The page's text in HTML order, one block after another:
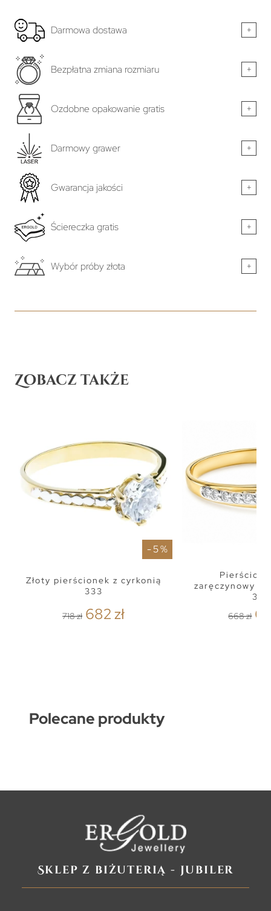
Darmowa dostawa +
Bezpłatna zmiana rozmiaru +
Ozdobne opakowanie gratis +
Darmowy grawer +
Gwarancja jakości +
Ściereczka gratis +
Wybór próby złota +
Zobacz także
- 5 %
Złoty pierścionek z cyrkonią
333
718 zł 682 zł
zaręczynowy
333
668 zł
Polecane produkty
Sklep z biżuterią - jubiler